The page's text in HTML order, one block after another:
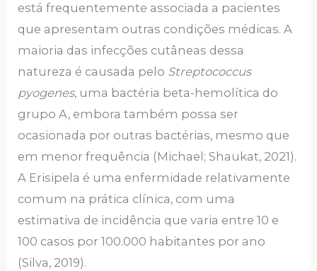
está frequentemente associada a pacientes
que apresentam outras condições médicas. A
maioria das infecções cutâneas dessa
natureza é causada pelo Streptococcus
pyogenes, uma bactéria beta-hemolítica do
grupo A, embora também possa ser
ocasionada por outras bactérias, mesmo que
em menor frequência (Michael; Shaukat, 2021).
A Erisipela é uma enfermidade relativamente
comum na prática clínica, com uma
estimativa de incidência que varia entre 10 e
100 casos por 100.000 habitantes por ano
(Silva, 2019).